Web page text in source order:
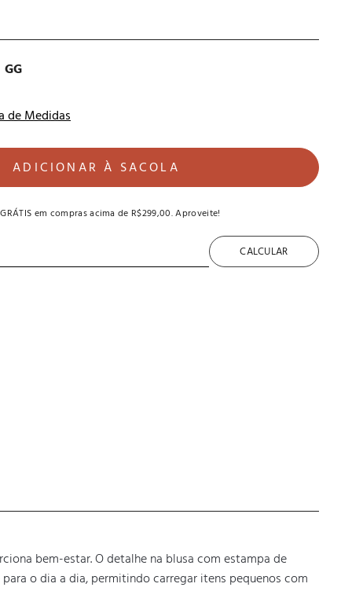
GG
de Medidas
ADICIONAR À SACOLA
em compras acima de R$299,00. Aproveite!
CALCULAR
bem-estar. O detalhe na blusa com estampa de
o dia a dia, permitindo carregar itens pequenos com